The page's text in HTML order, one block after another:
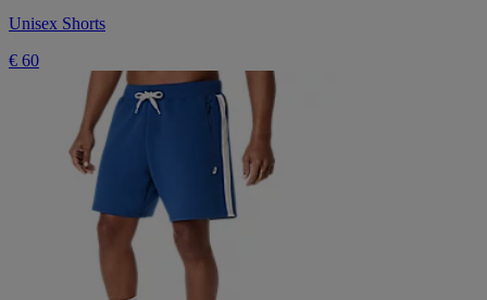
Unisex Shorts
€ 60